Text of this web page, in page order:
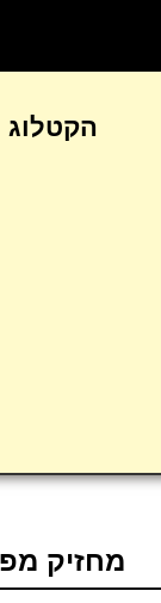
הקטלוג
מחזיק